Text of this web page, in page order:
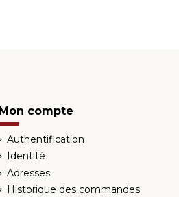
Mon compte
Authentification
Identité
Adresses
Historique des commandes